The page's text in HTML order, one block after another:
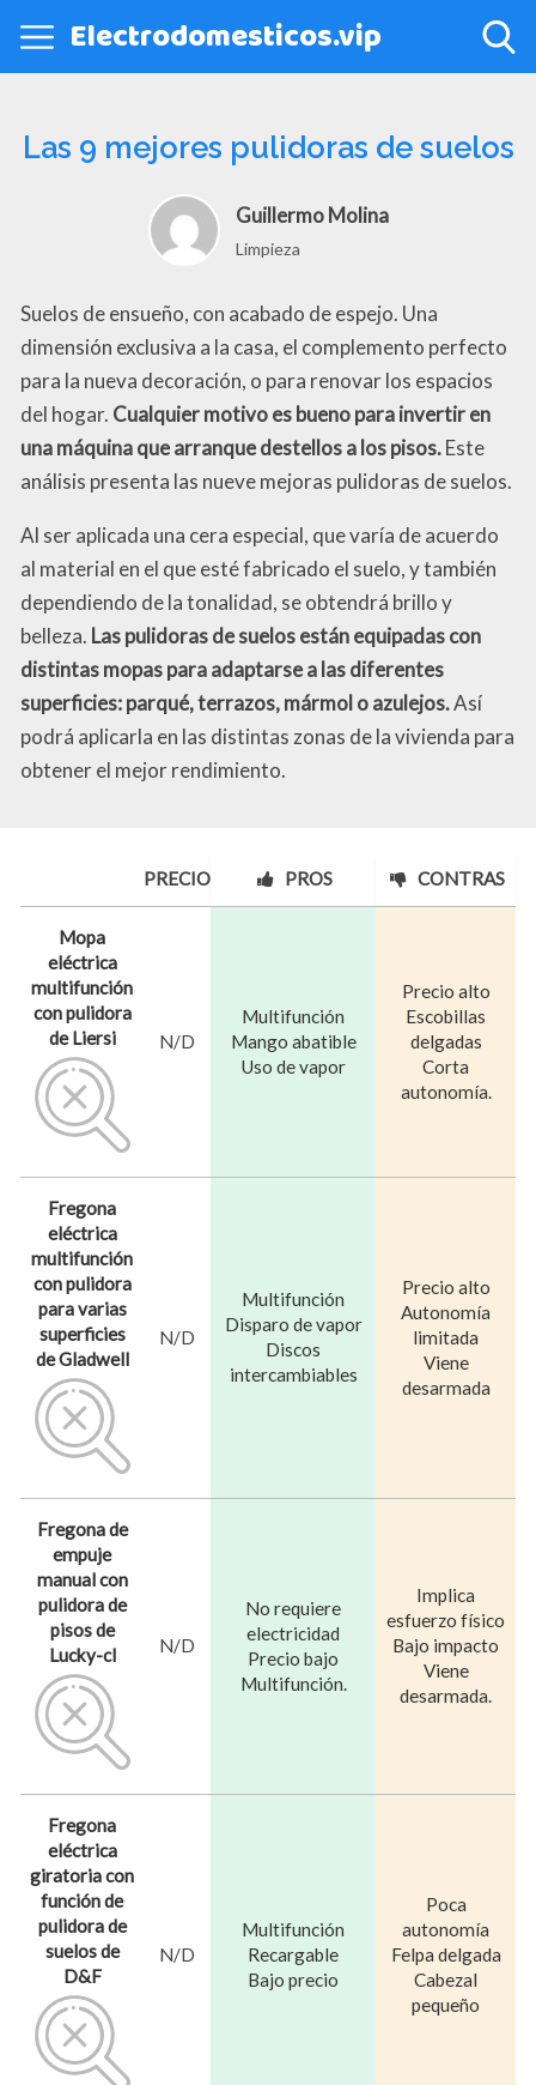
Electrodomesticos.vip
Las 9 mejores pulidoras de suelos
Guillermo Molina
Limpieza
Suelos de ensueño, con acabado de espejo. Una
dimensión exclusiva a la casa, el complemento perfecto
para la nueva decoración, o para renovar los espacios
del hogar. Cualquier motivo es bueno para invertir en
una máquina que arranque destellos a los pisos.Este
análisis presenta las nueve mejoras pulidoras de suelos.
Al ser aplicada una cera especial, que varía de acuerdo
al material en el que esté fabricado el suelo, y también
dependiendo de la tonalidad, se obtendrá brillo y
belleza. Las pulidoras de suelos están equipadas con
distintas mopas para adaptarse a las diferentes
superficies: parqué, terrazos, mármol o azulejos.Así
podrá aplicarla en las distintas zonas de la vivienda para
obtener el mejor rendimiento.
PRECIO PROS CONTRAS
Mopa
eléctrica
multifunción
con pulidora
de Liersi
N/D
Multifunción
Mango abatible
Uso de vapor
Precio alto
Escobillas
delgadas
Corta
autonomía.
Fregona
eléctrica
multifunción
con pulidora
para varias
superficies
de Gladwell
N/D
Multifunción
Disparo de vapor
Discos
intercambiables
Precio alto
Autonomía
limitada
Viene
desarmada
Fregona de
empuje
manual con
pulidora de
pisos de
Lucky-cl
N/D
No requiere
electricidad
Precio bajo
Multifunción.
Implica
esfuerzo físico
Bajo impacto
Viene
desarmada.
Fregona
eléctrica
giratoria con
función de
pulidora de
suelos de
D&F
N/D
Multifunción
Recargable
Bajo precio
Poca
autonomía
Felpa delgada
Cabezal
pequeño